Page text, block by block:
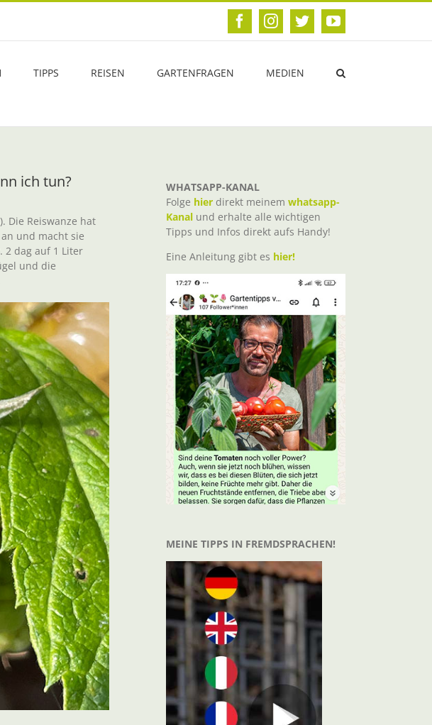
FacebookInstagram
TwitterYouTube
TIPPS REISEN GARTENFRAGEN MEDIEN
ich tun?
Die Reiswanze hat
und macht sie
2 dag auf 1 Liter
und die
WHATSAPP-KANAL
Folge hier direkt meinem whatsapp-
Kanal und erhalte alle wichtigen
Tipps und Infos direkt aufs Handy!
Eine Anleitung gibt es hier!
MEINE TIPPS IN FREMDSPRACHEN!